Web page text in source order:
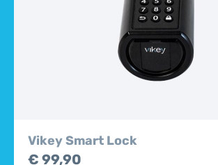
Vikey Smart Lock
€ 99,90